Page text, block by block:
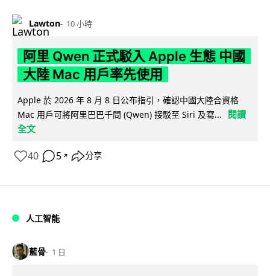
Lawton 10 小時
阿里 Qwen 正式駁入 Apple 生態 中國
大陸 Mac 用戶率先使用
Apple 於 2026 年 8 月 8 日公布指引，確認中國大陸合資格
Mac 用戶可將阿里巴巴千問 (Qwen) 接駁至 Siri 及寫...
閱讀
全文
40 5 ↗ 分享
人工智能
藍骨 1 日